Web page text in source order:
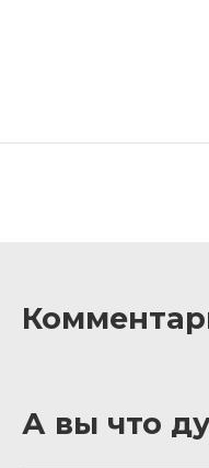
А вы что